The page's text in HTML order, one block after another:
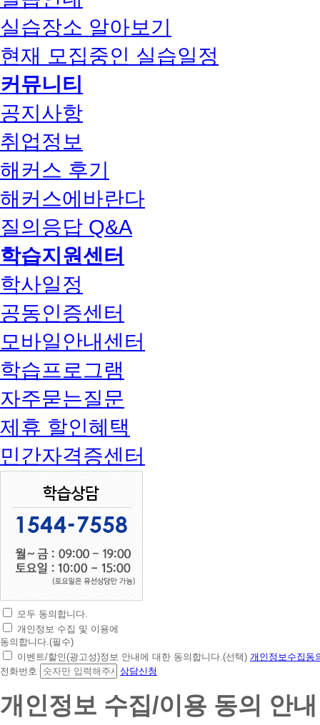
실습장소 알아보기
현재 모집중인 실습일정
커뮤니티
공지사항
취업정보
해커스 후기
해커스에바란다
질의응답 Q&A
학습지원센터
학사일정
공동인증센터
모바일안내센터
학습프로그램
자주묻는질문
제휴 할인혜택
민간자격증센터
초
간
편
상
담
청
모두 동의합니다.
개인정보 수집 및 이용에
동의합니다.(필수)
이벤트/할인(광고성)정보 안내에 대한 동의합니다.(선택) 개인정보수집동
전화번호
상담신청
개인정보 수집/이용 동의 안내